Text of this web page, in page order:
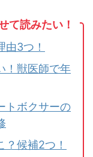
て読みたい！
由3つ！
！獣医師で年
トボクサーの
？候補2つ！